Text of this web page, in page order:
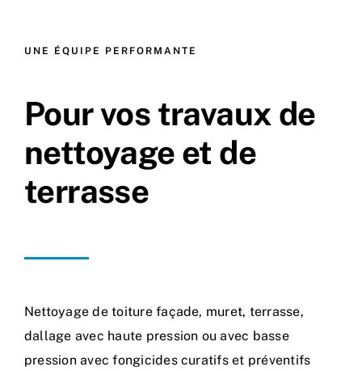
UNE ÉQUIPE PERFORMANTE
Pour vos travaux de
nettoyage et de
terrasse
Nettoyage de toiture façade, muret, terrasse,
dallage avec haute pression ou avec basse
pression avec fongicides curatifs et préventifs